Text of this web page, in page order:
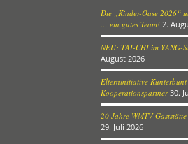
Die „Kinder-Oase 2026“
… ein gutes Team! 2.
NEU: TAI-CHI im YANG-
August 2026
Elterninitiative Kunterbunt
Kooperationspartner 30.
20 Jahre WMTV
29. Juli 2026